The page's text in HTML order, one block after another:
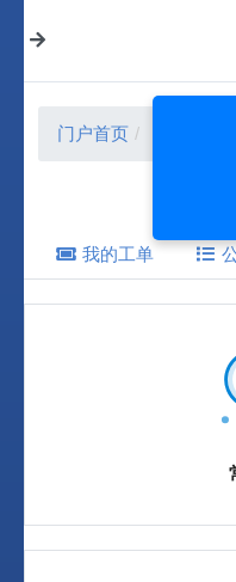
门户首页
我的工单